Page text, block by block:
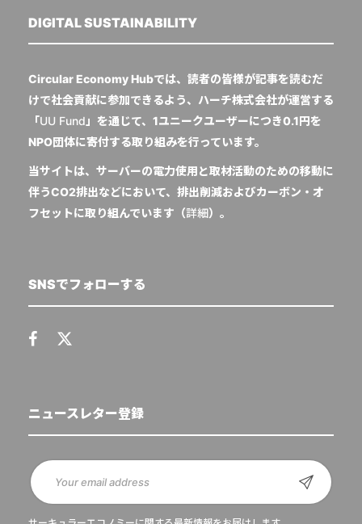
DIGITAL SUSTAINABILITY
Circular Economy Hubでは、読者の皆様が記事を読むだ
けで社会貢献に参加できるよう、ハーチ株式会社が運営する
「UU Fund 」を通じて、1ユニークユーザーにつき0.1円を
NPO団体に寄付する取り組みを行っています。
当サイトは、サーバーの電力使用と取材活動のための移動に
伴うCO2排出などにおいて、排出削減およびカーボン・オ
フセットに取り組んでいます（詳細）。
SNSでフォローする
ニュースレター登録